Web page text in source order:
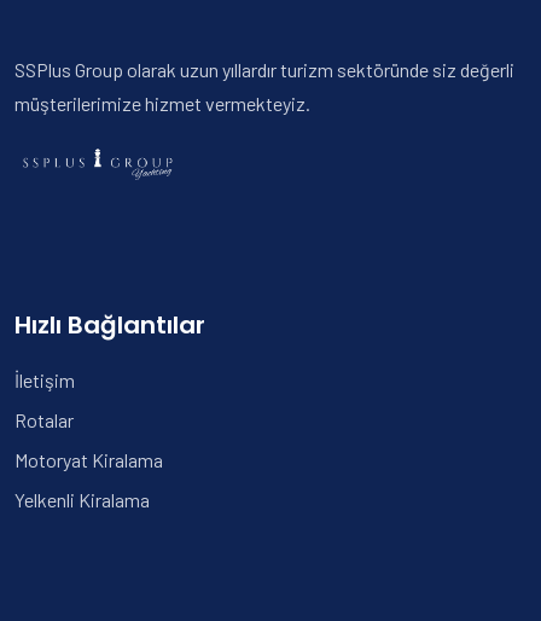
SSPlus Group olarak uzun yıllardır turizm sektöründe siz değerli
müşterilerimize hizmet vermekteyiz.
Hızlı Bağlantılar
İletişim
Rotalar
Motoryat Kiralama
Yelkenli Kiralama